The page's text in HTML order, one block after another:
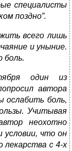
специалисты
поздно”.
всего лишь
и уныние.
боль.
один из
автора
ослабить боль,
Учитывая
неохотно
условии, что он
лекарства с 4-х